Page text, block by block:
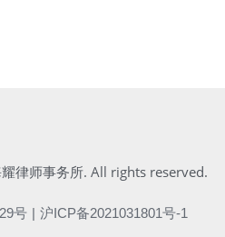
律师事务所. All rights reserved.
号 沪ICP备2021031801号-1